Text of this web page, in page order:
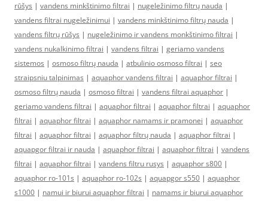
rūšys | vandens minkštinimo filtrai | nugeležinimo filtrų nauda |
vandens filtrai nugeležinimui | vandens minkštinimo filtrų nauda |
vandens filtrų rūšys | nugeležinimo ir vandens monkštinimo filtrai |
vandens nukalkinimo filtrai | vandens filtrai | geriamo vandens
sistemos | osmoso filtrų nauda | atbulinio osmoso filtrai | seo
straipsniu talpinimas | aquaphor vandens filtrai | aquaphor filtrai |
osmoso filtrų nauda | osmoso filtrai | vandens filtrai aquaphor |
geriamo vandens filtrai | aquaphor filtrai | aquaphor filtrai | aquaphor
filtrai | aquaphor filtrai | aquaphor namams ir pramonei | aquaphor
filtrai | aquaphor filtrai | aquaphor filtrų nauda | aquaphor filtrai |
aquapgor filtrai ir nauda | aquaphor filtrai | aquaphor filtrai | vandens
filtrai | aquaphor filtrai | vandens filtru rusys | aquaphor s800 |
aquaphor ro-101s | aquaphor ro-102s | aquapgor s550 | aquaphor
s1000 | namui ir biurui aquaphor filtrai | namams ir biurui aquaphor